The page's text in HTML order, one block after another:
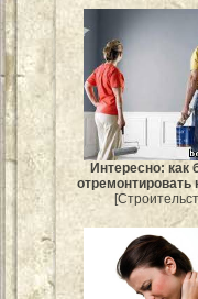
Интересно: как
отремонтировать